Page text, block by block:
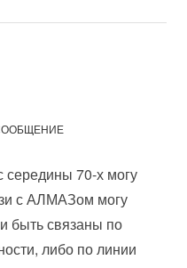
середины 70-х могу
с АЛМАЗом могу
быть связаны по
либо по линии